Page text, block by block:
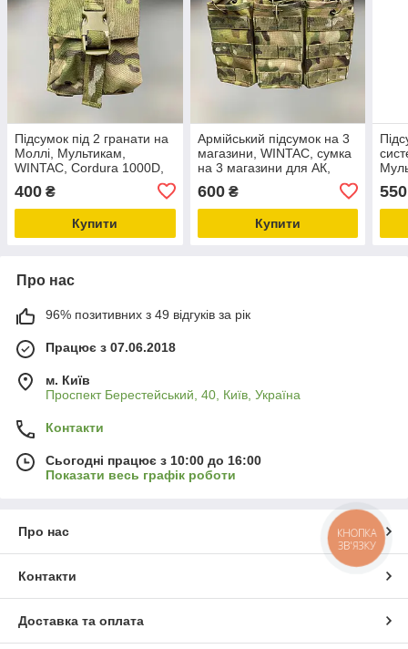
Підсумок під 2 гранати на
Моллі, Мультикам,
WINTAC, Cordura 1000D,
гранати на Моллі
400 ₴
Купити
Армійський підсумок на 3
магазини, WINTAC, сумка
на 3 магазини для АК,
1000D
600₴
Купити
БК,
БК
550
Про нас
96% позитивних з 49 відгуків за рік
Працює з 07.06.2018
м. Київ
Проспект Берестейський, 40, Київ, Україна
Контакти
Сьогодні працює з 10:00 до 16:00
Показати весь графік роботи
Про нас
Контакти
Доставка та оплата
КНОПКА
ЗВ'ЯЗКУ